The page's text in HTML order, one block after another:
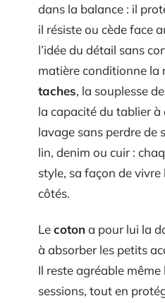
dans la balance : il
il résiste ou cède face
l’idée du détail sans
matière conditionne la
taches, la souplesse
la capacité du tablier
lavage sans perdre de
lin, denim ou cuir :
style, sa façon de vivre
côtés.
Lecotona pour lui la
à absorber les petits
Il reste agréable
sessions, tout en